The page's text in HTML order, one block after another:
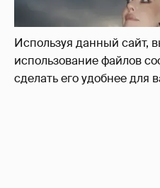
Используя данный сайт,
использование файлов
сделать его удобнее для